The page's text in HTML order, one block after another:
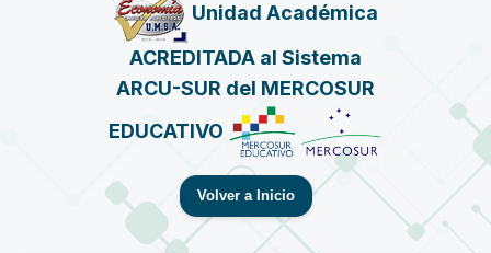
Unidad Académica
ACREDITADA al Sistema
ARCU-SUR del MERCOSUR
EDUCATIVO
Volver a Inicio